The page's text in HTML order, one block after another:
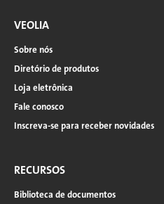
VEOLIA
Sobre nós
Diretório de produtos
Loja eletrônica
Fale conosco
Inscreva-se para receber novidades
RECURSOS
Biblioteca de documentos